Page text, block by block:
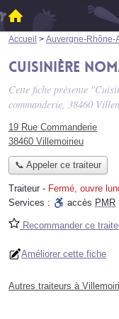
Accueil > Auvergne-Rhône-
Cuisinière
Cette fiche présente
commanderie, 38460
19 Rue Commanderie
38460 Villemoirieu
📞 Appeler ce traiteur
Traiteur - Fermé, ouvre
Services :
accès PMR
Recommander ce
Améliorer cette fiche
Autres traiteurs à